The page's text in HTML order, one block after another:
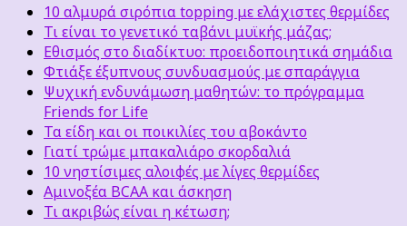
10 αλμυρά σιρόπια topping με ελάχιστες θερμίδες
Τι είναι το γενετικό ταβάνι μυϊκής μάζας;
Εθισμός στο διαδίκτυο: προειδοποιητικά σημάδια
Φτιάξε έξυπνους συνδυασμούς με σπαράγγια
Ψυχική ενδυνάμωση μαθητών: το πρόγραμμα
Friends for Life
Τα είδη και οι ποικιλίες του αβοκάντο
Γιατί τρώμε μπακαλιάρο σκορδαλιά
10 νηστίσιμες αλοιφές με λίγες θερμίδες
Αμινοξέα BCAA και άσκηση
Τι ακριβώς είναι η κέτωση;